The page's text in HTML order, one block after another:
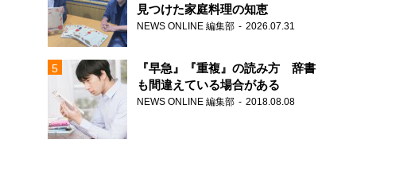
見つけた家庭料理の知恵
NEWS ONLINE 編集部 2026.07.31
『早急』『重複』の読み方 辞書
も間違えている場合がある
NEWS ONLINE 編集部 2018.08.08